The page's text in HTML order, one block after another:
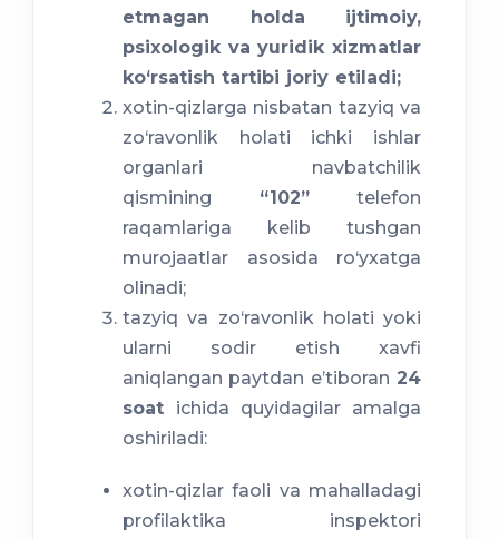
etmagan holda ijtimoiy,
psixologik va yuridik xizmatlar
ko‘rsatish tartibi joriy etiladi;
xotin-qizlarga nisbatan tazyiq va
zo‘ravonlik holati ichki ishlar
organlari navbatchilik
qismining “102”telefon
raqamlariga kelib tushgan
murojaatlar asosida ro‘yxatga
olinadi;
tazyiq va zo‘ravonlik holati yoki
ularni sodir etish xavfi
aniqlangan paytdan e’tiboran 24
soat ichida quyidagilar amalga
oshiriladi:
xotin-qizlar faoli va mahalladagi
profilaktika inspektori